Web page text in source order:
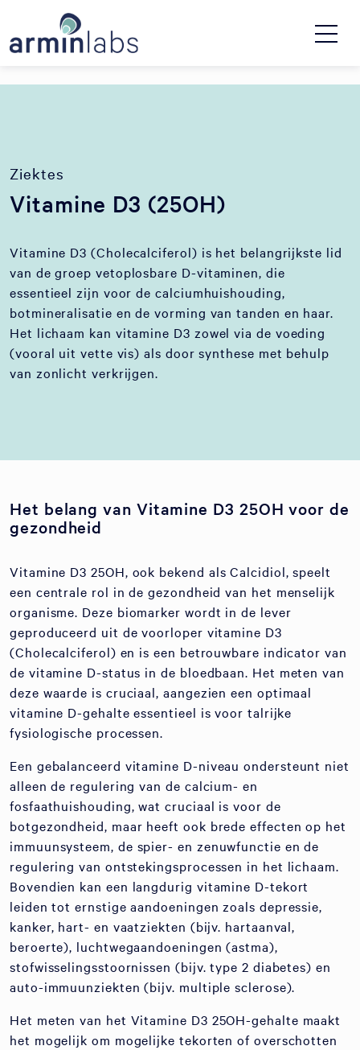
Ziektes
Vitamine D3 (25OH)
Vitamine D3 (Cholecalciferol) is het belangrijkste lid
van de groep vetoplosbare D-vitaminen, die
essentieel zijn voor de calciumhuishouding,
botmineralisatie en de vorming van tanden en haar.
Het lichaam kan vitamine D3 zowel via de voeding
(vooral uit vette vis) als door synthese met behulp
van zonlicht verkrijgen.
Het belang van Vitamine D3 25OH voor de
gezondheid
Vitamine D3 25OH, ook bekend als Calcidiol, speelt
een centrale rol in de gezondheid van het menselijk
organisme. Deze biomarker wordt in de lever
geproduceerd uit de voorloper vitamine D3
(Cholecalciferol) en is een betrouwbare indicator van
de vitamine D-status in de bloedbaan. Het meten van
deze waarde is cruciaal, aangezien een optimaal
vitamine D-gehalte essentieel is voor talrijke
fysiologische processen.
Een gebalanceerd vitamine D-niveau ondersteunt niet
alleen de regulering van de calcium- en
fosfaathuishouding, wat cruciaal is voor de
botgezondheid, maar heeft ook brede effecten op het
immuunsysteem, de spier- en zenuwfunctie en de
regulering van ontstekingsprocessen in het lichaam.
Bovendien kan een langdurig vitamine D-tekort
leiden tot ernstige aandoeningen zoals depressie,
kanker, hart- en vaatziekten (bijv. hartaanval,
beroerte), luchtwegaandoeningen (astma),
stofwisselingsstoornissen (bijv. type 2 diabetes) en
auto-immuunziekten (bijv. multiple sclerose).
Het meten van het Vitamine D3 25OH-gehalte maakt
het mogelijk om mogelijke tekorten of overschotten